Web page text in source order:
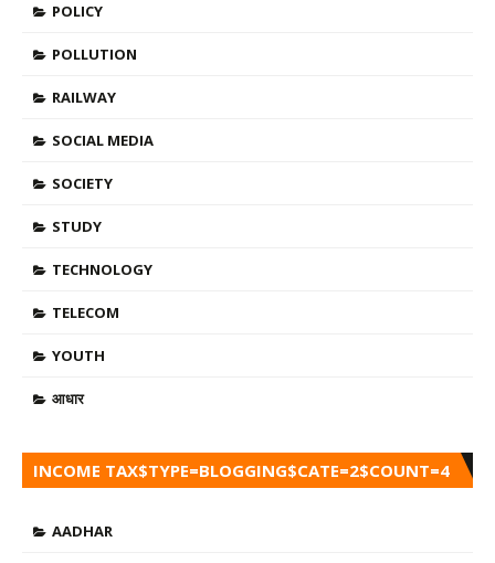
POLICY
POLLUTION
RAILWAY
SOCIAL MEDIA
SOCIETY
STUDY
TECHNOLOGY
TELECOM
YOUTH
आधार
INCOME TAX$TYPE=BLOGGING$CATE=2$COUNT=4
AADHAR